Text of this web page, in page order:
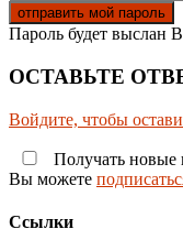
Пароль будет выслан
ОСТАВЬТЕ
Войдите, чтобы
Получать новые
Вы можете
Ссылки